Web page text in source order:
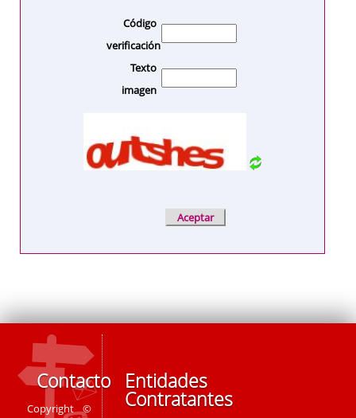
Código
verificación
Texto
imagen
Contacto
Copyright ©
Entidades
Contratantes